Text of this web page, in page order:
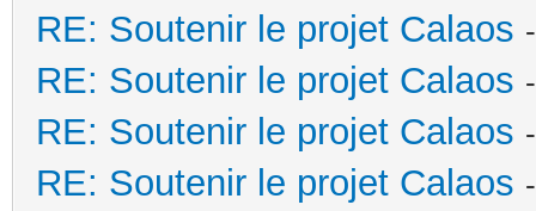
RE: Soutenir le projet Calaos
RE: Soutenir le projet Calaos
RE: Soutenir le projet Calaos
RE: Soutenir le projet Calaos